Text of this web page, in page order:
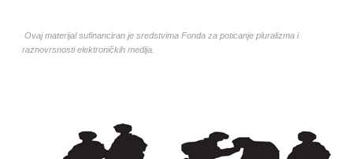
Ovaj materijal sufinanciran je sredstvima Fonda za poticanje pluralizma i
raznovrsnosti elektroničkih medija.